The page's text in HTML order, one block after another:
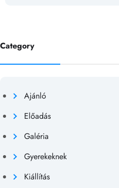
Category
Ajánló
Előadás
Galéria
Gyerekeknek
Kiállítás